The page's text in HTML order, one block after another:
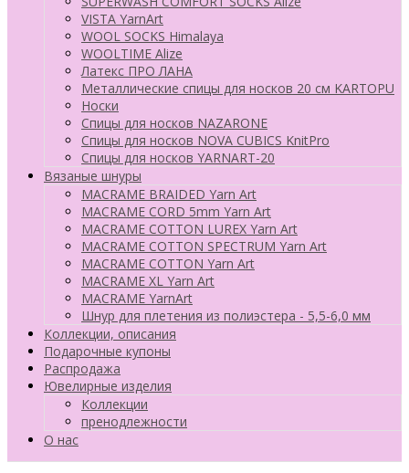
VISTA YarnArt
WOOL SOCKS Himalaya
WOOLTIME Alize
Латекс ПРО ЛАНА
Металлические спицы для носков 20 см KARTOPU
Носки
Спицы для носков NAZARONE
Спицы для носков NOVA CUBICS KnitPro
Спицы для носков YARNART-20
Вязаные шнуры
MACRAME BRAIDED Yarn Art
MACRAME CORD 5mm Yarn Art
MACRAME COTTON LUREX Yarn Art
MACRAME COTTON SPECTRUM Yarn Art
MACRAME COTTON Yarn Art
MACRAME XL Yarn Art
MACRAME YarnArt
Шнур для плетения из полиэстера - 5,5-6,0 мм
Коллекции, описания
Подарочные купоны
Распродажа
Ювелирные изделия
Коллекции
пренодлежности
О нас